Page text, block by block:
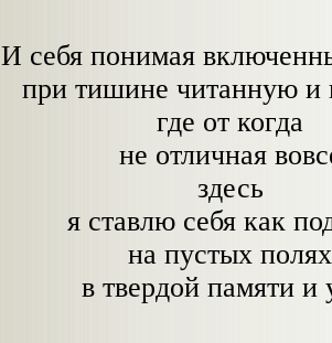
И себя понимая
при тишине читанную и
где от когда
не отличная
здесь
я ставлю себя как
на пустых полях
в твердой памяти и